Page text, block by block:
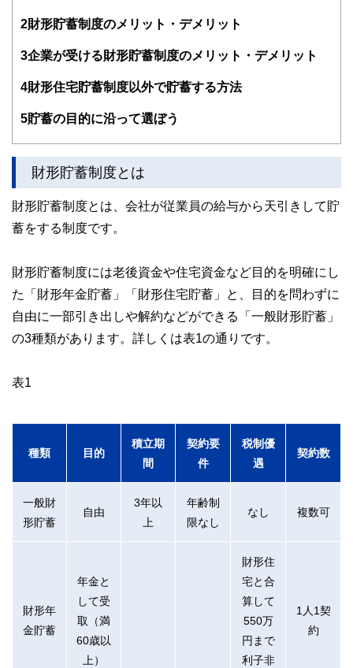
得者を中心に「お金や暮らし」に関する書籍・雑誌の編集経
験者で構成され、企画立案から記事掲載まですべての工程に
関わることで、読者目線のコンテンツを追求しています。
護士、税理士、宅地建物取引士、相続診断士、住宅ローンア
士、行政書士、投資アナリスト、キャリアコンサルタントな
かしく感じられる年金や税金、相続、保険、ローンなどの話
をわかりやすく発信している点です。
執筆者・監修者による執筆体制を築くことで、内容のわかり
やすさはもちろんのこと、読み応えのあるコンテンツと確か
な情報発信を実現しています。
コンシェルジュを目指します。
2 財形貯蓄制度のメリット・デメリット
3企業が受ける財形貯蓄制度のメリット・デメリット
4財形住宅貯蓄制度以外で貯蓄する方法
5貯蓄の目的に沿って選ぼう
財形貯蓄制度とは
財形貯蓄制度とは、会社が従業員の給与から天引きして貯
蓄をする制度です。
財形貯蓄制度には老後資金や住宅資金など目的を明確にし
た「財形年金貯蓄」「財形住宅貯蓄」と、目的を問わずに
自由に一部引き出しや解約などができる「一般財形貯蓄」
の3種類があります。詳しくは表1の通りです。
表1
種類 目的
積立期
間
契約要
件
税制優
遇
契約数
一般財
形貯蓄
自由
3年以
上
年齢制
限なし
なし 複数可
財形年
金貯蓄
年金と
して受
取（満
60歳以
上）
財形住
宅と合
算して
550万
円まで
利子非
1人1契
約